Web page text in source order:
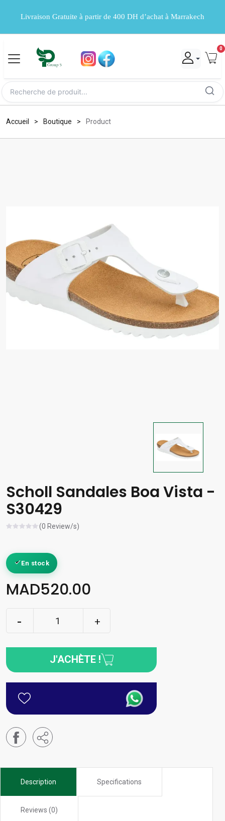
Livraison Gratuite à partir de 400 DH d’achat à Marrakech
0
Accueil Boutique Product
Scholl Sandales Boa Vista -
S30429
(0 Review/s)
En stock
MAD520.00
J'ACHÈTE !
Description Specifications
Reviews (0)